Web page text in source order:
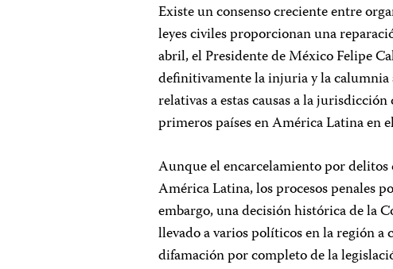
Existe un consenso creciente entre
leyes civiles proporcionan una
abril, el Presidente de México Felipe
definitivamente la injuria y la
relativas a estas causas a la
primeros países en América Latina en
Aunque el encarcelamiento por
América Latina, los procesos penales
embargo, una decisión histórica de la
llevado a varios políticos en la región
difamación por completo de la